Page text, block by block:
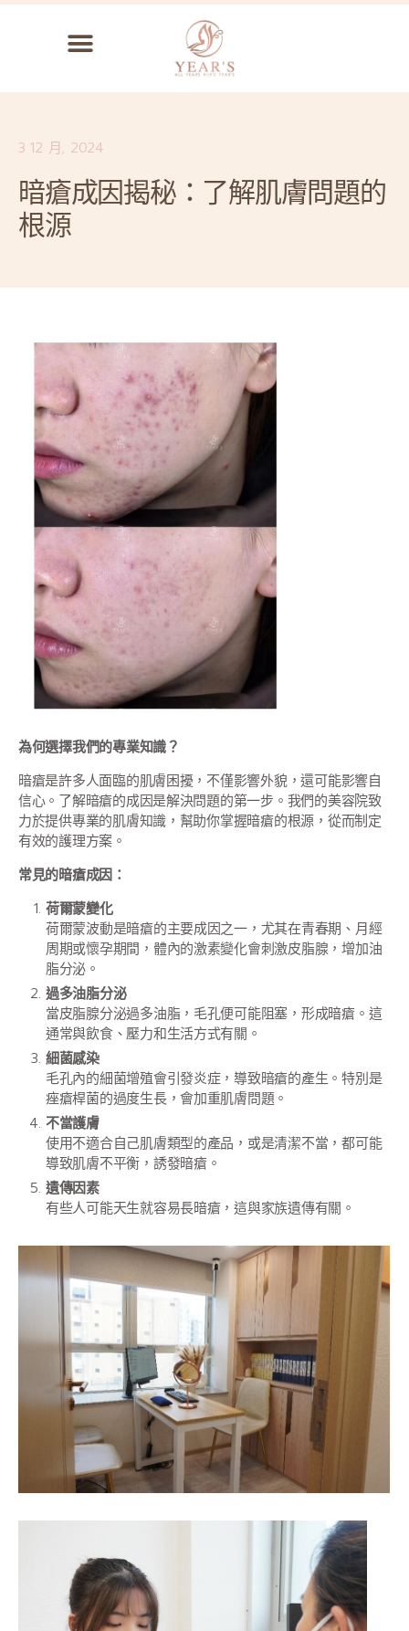
3 12 月, 2024
暗瘡成因揭秘：了解肌膚問題的
根源
為何選擇我們的專業知識？
暗瘡是許多人面臨的肌膚困擾，不僅影響外貌，還可能影響自
信心。了解暗瘡的成因是解決問題的第一步。我們的美容院致
力於提供專業的肌膚知識，幫助你掌握暗瘡的根源，從而制定
有效的護理方案。
常見的暗瘡成因：
荷爾蒙變化
荷爾蒙波動是暗瘡的主要成因之一，尤其在青春期、月經
周期或懷孕期間，體內的激素變化會刺激皮脂腺，增加油
脂分泌。
過多油脂分泌
當皮脂腺分泌過多油脂，毛孔便可能阻塞，形成暗瘡。這
通常與飲食、壓力和生活方式有關。
細菌感染
毛孔內的細菌增殖會引發炎症，導致暗瘡的產生。特別是
痤瘡桿菌的過度生長，會加重肌膚問題。
不當護膚
使用不適合自己肌膚類型的產品，或是清潔不當，都可能
導致肌膚不平衡，誘發暗瘡。
遺傳因素
有些人可能天生就容易長暗瘡，這與家族遺傳有關。